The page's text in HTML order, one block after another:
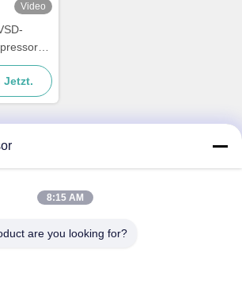
Video
für
Jetzt.
Road, Bezirk Huishan, Stadt Wuxi,
8:15 AM
are you looking for?